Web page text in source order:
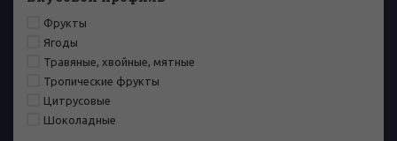
Фрукты
Ягоды
Травяные, хвойные, мятные
Тропические фрукты
Цитрусовые
Шоколадные